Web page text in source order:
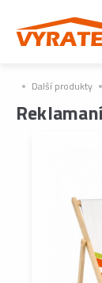
Další produkty